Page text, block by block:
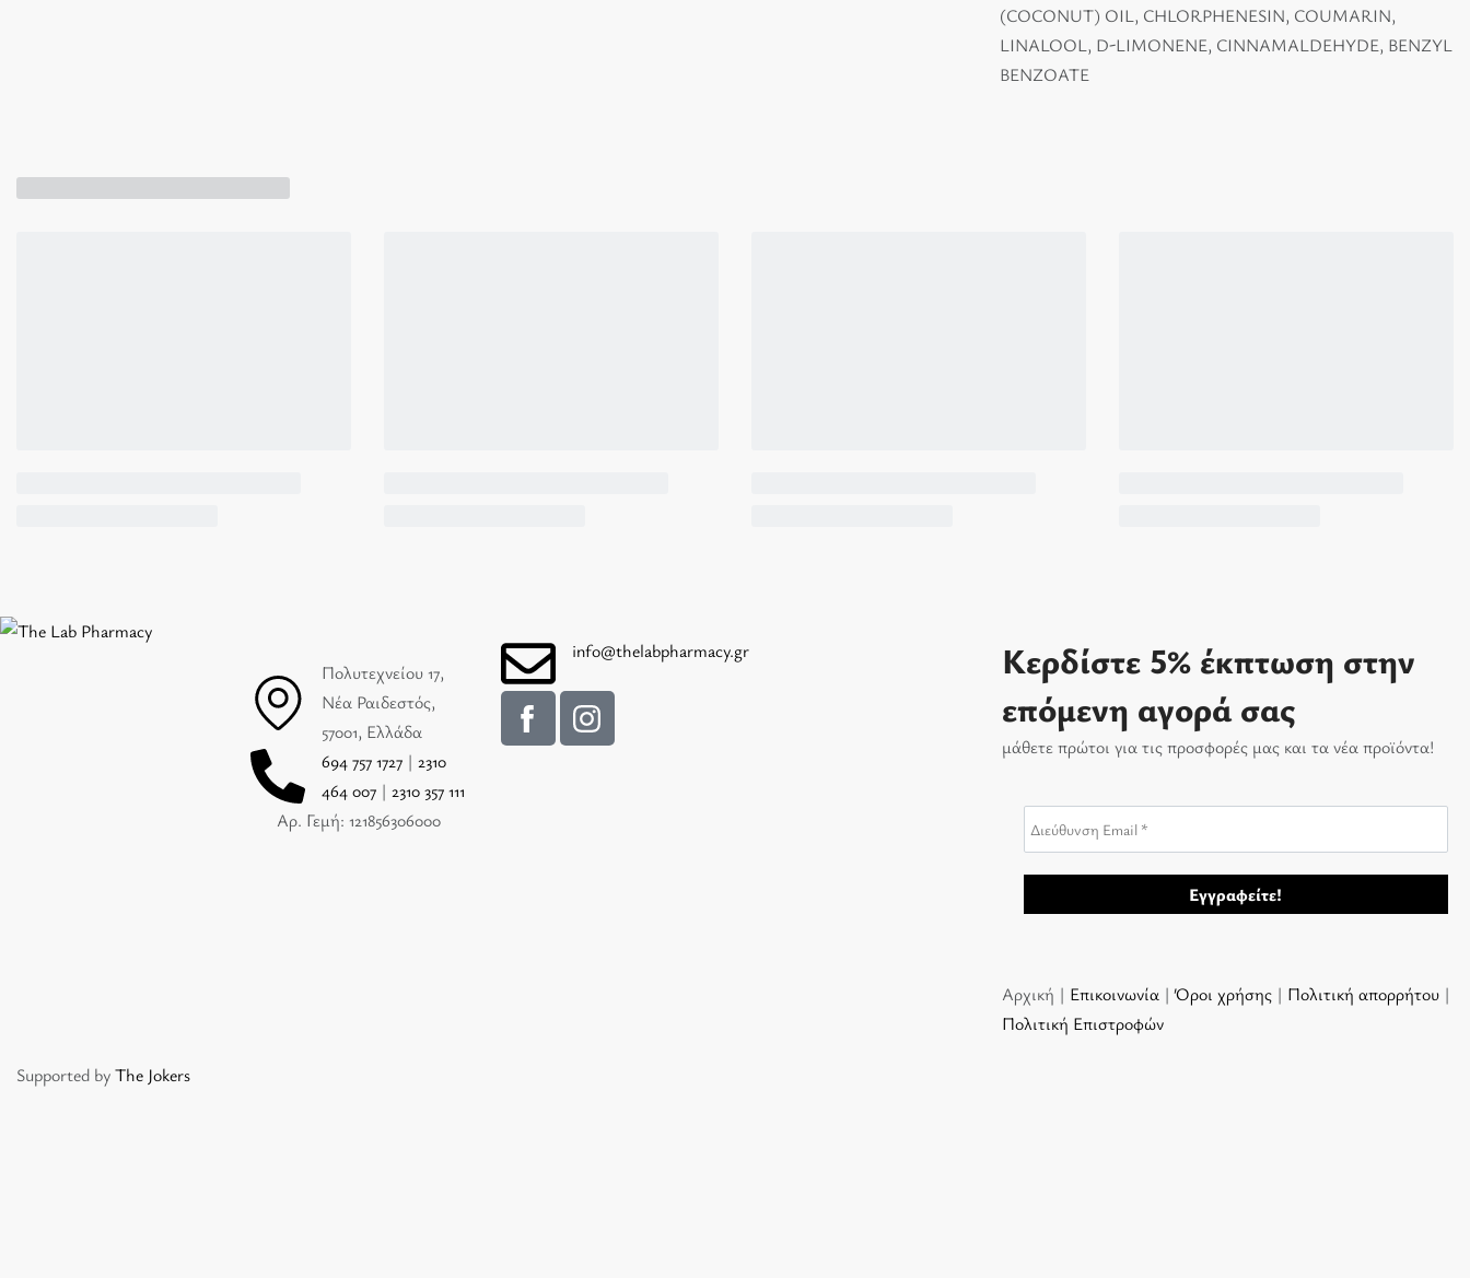
(COCONUT) OIL, CHLORPHENESIN, COUMARIN,
LINALOOL, D-LIMONENE, CINNAMALDEHYDE, BENZYL
BENZOATE
Πολυτεχνείου 17,
Νέα Ραιδεστός,
57001, Ελλάδα
694 757 1727| 2310
464 007 | 2310 357 111
Αρ. Γεμή: 121856306000
info@thelabpharmacy.gr
Κερδίστε 5% έκπτωση στην
επόμενη αγορά σας
μάθετε πρώτοι για τις προσφορές μας και τα νέα προϊόντα!
Αρχική | Επικοινωνία |Όροι χρήσης| Πολιτική απορρήτου|
Πολιτική Επιστροφών
Supported byThe Jokers